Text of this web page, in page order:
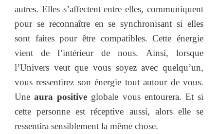
autres. Elles s’affectent entre elles, communiquent
pour se reconnaître en se synchronisant si elles
sont faites pour être compatibles. Cette énergie
vient de l’intérieur de nous. Ainsi, lorsque
l’Univers veut que vous soyez avec quelqu’un,
vous ressentirez son énergie tout autour de vous.
Uneaura positive globale vous entourera. Et si
cette personne est réceptive aussi, alors elle se
ressentira sensiblement la même chose.